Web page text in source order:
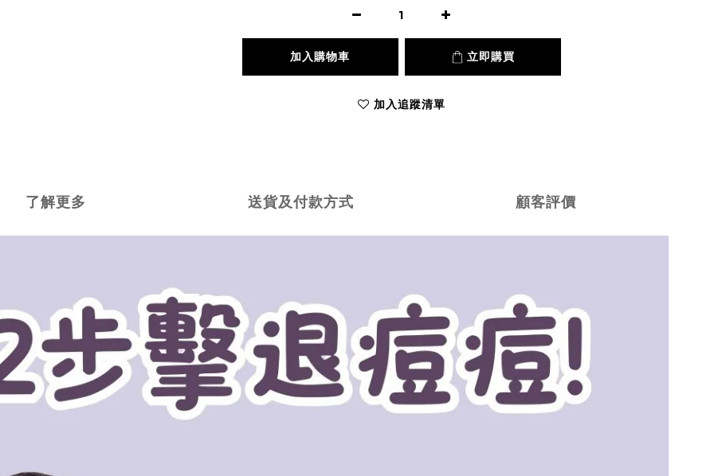
加入購物車 立即購買
加入追蹤清單
了解更多 送貨及付款方式 顧客評價